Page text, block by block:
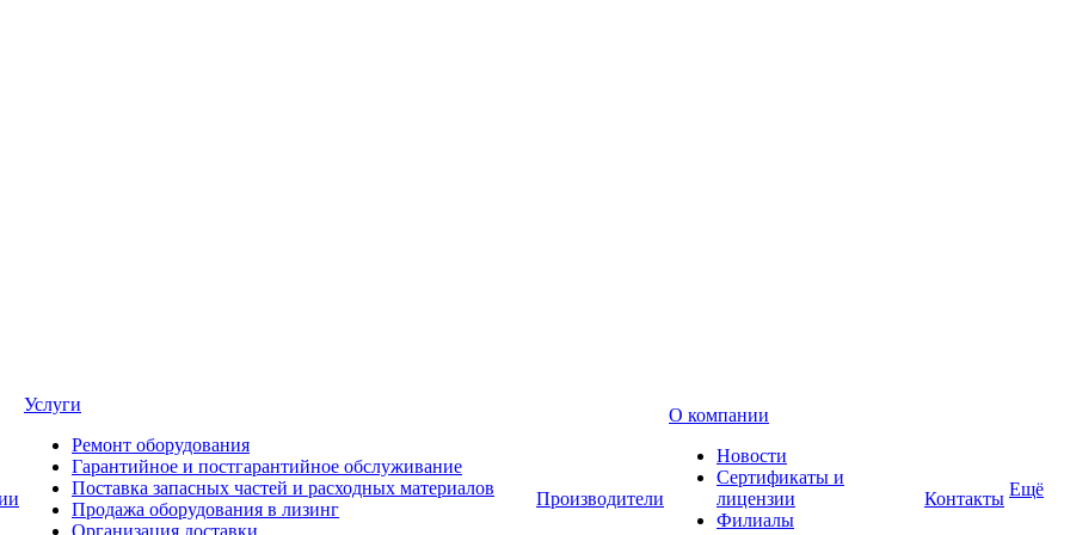
Услуги
Ремонт оборудования
Гарантийное и постгарантийное обслуживание
Поставка запасных частей и расходных материалов
Продажа оборудования в лизинг
Организация доставки
Производители
О компании
Новости
Сертификаты и
лицензии
Филиалы
Контакты Ещё